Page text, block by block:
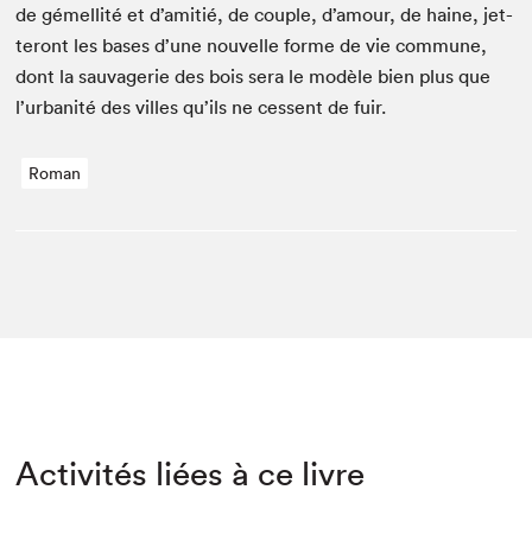
de gémel­lité et d’amitié, de cou­ple, d’amour, de haine, jet­
teront les bases d’une nou­velle forme de vie com­mune,
dont la sauvagerie des bois sera le mod­èle bien plus que
l’urbanité des villes qu’ils ne cessent de fuir.
Roman
Activités liées à ce livre